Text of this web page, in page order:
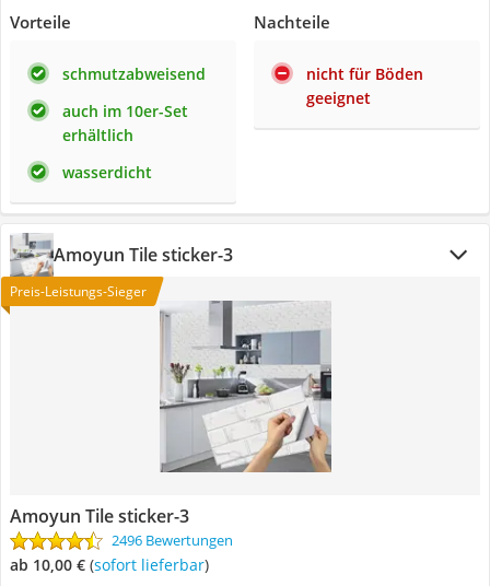
Vorteile
schmutzabweisend
auch im 10er-Set
erhältlich
wasserdicht
Nachteile
nicht für Böden
geeignet
Amoyun Tile sticker-3
Preis-Leistungs-Sieger
Amoyun Tile sticker-3
2496 Bewertungen
ab 10,00 € ( Sofort lieferbar)